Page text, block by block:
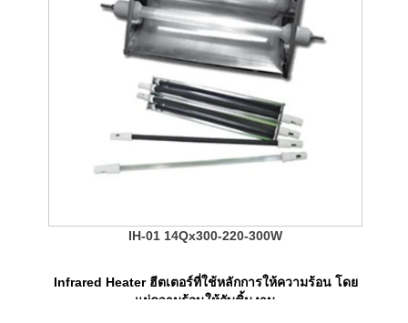
IH-01 14Qx300-220-300W
Infrared Heater ฮีตเตอร์ที่ใช้หลักการให้ความร้อน โดย
แผ่ความร้อนให้กับชิ้นงาน